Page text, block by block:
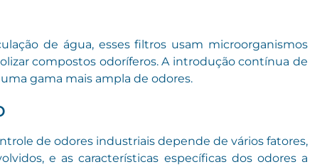
de água, esses filtros usam microorganismos
compostos odoríferos. A introdução contínua de
gama mais ampla de odores.
de odores industriais depende de vários fatores,
e as características específicas dos odores a